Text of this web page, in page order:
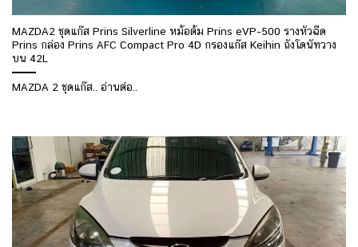
MAZDA2 ชุดแก๊ส Prins Silverline หม้อต้ม Prins eVP-500 รางหัวฉีด
Prins กล่อง Prins AFC Compact Pro 4D กรองแก๊ส Keihin ถังโดนัทวาง
บน 42L
MAZDA 2 ชุดแก๊ส.. อ่านต่อ..